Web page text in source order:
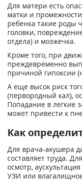
Для матери есть
матки и
ребенка такие роды
головки,
отдела) и мозжечка.
Кроме того, при
преждевременно
причиной гипоксии
А еще высок риск
(первородный кал),
Попадание в легкие
может привести к
Как
Для врача-акушера
составляет труда.
осмотр,
УЗИ или